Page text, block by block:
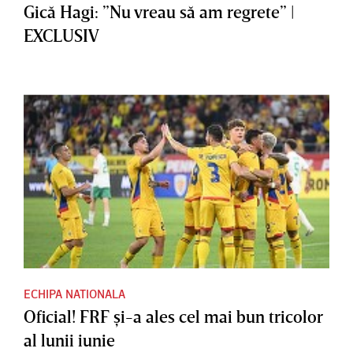
Gică Hagi: ”Nu vreau să am regrete” |
EXCLUSIV
ECHIPA NATIONALA
Oficial! FRF şi-a ales cel mai bun tricolor
al lunii iunie